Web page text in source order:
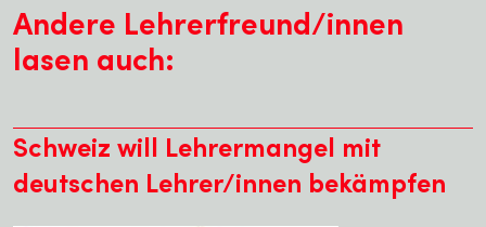
Andere Lehrerfreund/innen
lasen auch:
Schweiz will Lehrermangel mit
deutschen Lehrer/innen bekämpfen